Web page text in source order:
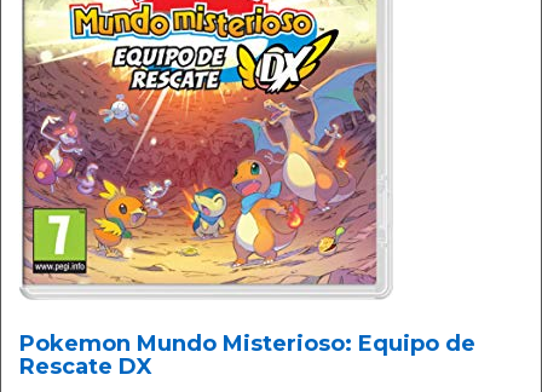
Pokemon Mundo Misterioso: Equipo de
Rescate DX